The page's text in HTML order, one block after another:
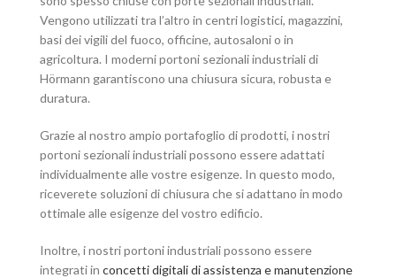
Vengono utilizzati tra l’altro in centri logistici, magazzini,
basi dei vigili del fuoco, officine, autosaloni o in
agricoltura. I moderni portoni sezionali industriali di
Hörmann garantiscono una chiusura sicura, robusta e
duratura.
Grazie al nostro ampio portafoglio di prodotti, i nostri
portoni sezionali industriali possono essere adattati
individualmente alle vostre esigenze. In questo modo,
riceverete soluzioni di chiusura che si adattano in modo
ottimale alle esigenze del vostro edificio.
Inoltre, i nostri portoni industriali possono essere
integrati in concetti digitali di assistenza e manutenzione